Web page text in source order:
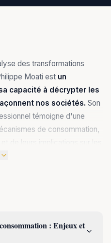
des transformations
Moati est un
capacité à décrypter les
nos sociétés. Son
témoigne d'une
de consommation,
obtenu à
: Enjeux et